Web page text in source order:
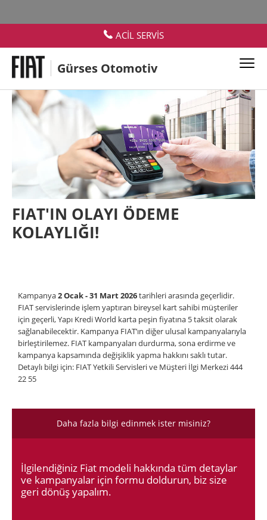
ACİL SERVİS
Gürses Otomotiv
FIAT'IN OLAYI ÖDEME
KOLAYLIĞI!
Kampanya2 Ocak - 31 Mart 2026tarihleri arasında geçerlidir.
FIAT servislerinde işlem yaptıran bireysel kart sahibi müşteriler
için geçerli, Yapı Kredi World karta peşin fiyatına 5 taksit olarak
sağlanabilecektir. Kampanya FIAT’ın diğer ulusal kampanyalarıyla
birleştirilemez. FIAT kampanyaları durdurma, sona erdirme ve
kampanya kapsamında değişiklik yapma hakkını saklı tutar.
Detaylı bilgi için: FIAT Yetkili Servisleri ve Müşteri İlgi Merkezi 444
22 55
Daha fazla bilgi edinmek ister misiniz?
İlgilendiğiniz Fiat modeli hakkında tüm detaylar
ve kampanyalar için formu doldurun, biz size
geri dönüş yapalım.